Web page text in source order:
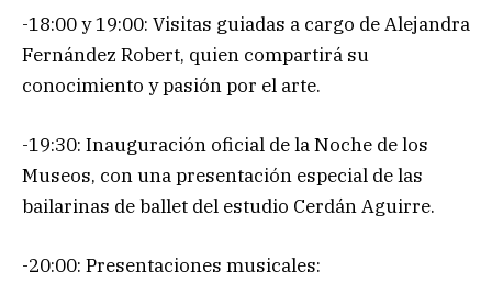
-18:00 y 19:00: Visitas guiadas a cargo de Alejandra
Fernández Robert, quien compartirá su
conocimiento y pasión por el arte.
-19:30: Inauguración oficial de la Noche de los
Museos, con una presentación especial de las
bailarinas de ballet del estudio Cerdán Aguirre.
-20:00: Presentaciones musicales: